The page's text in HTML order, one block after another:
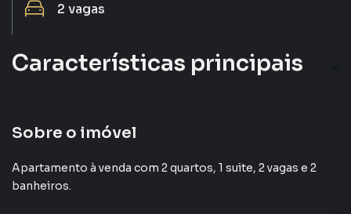
2 vagas
Características principais
Portaria 24h
Varanda
Sobre o imóvel
Apartamento à venda com 2 quartos, 1 suite, 2 vagas e 2
banheiros.